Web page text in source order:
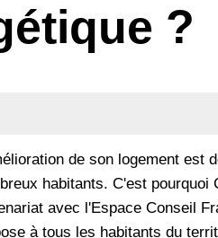
?
de son logement est
habitants. C'est pourquoi
avec l'Espace Conseil
à tous les habitants du